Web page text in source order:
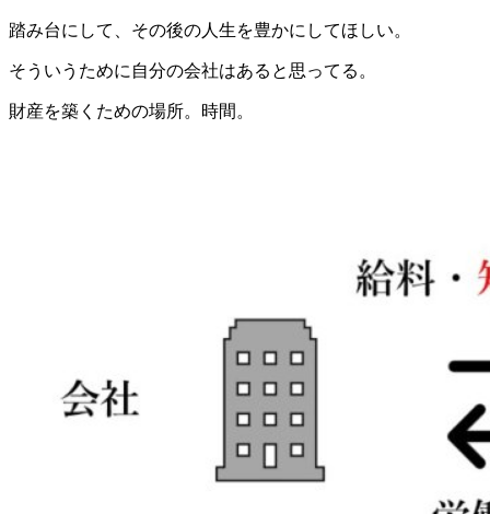
踏み台にして、その後の人生を豊かにしてほしい。
そういうために自分の会社はあると思ってる。
財産を築くための場所。時間。